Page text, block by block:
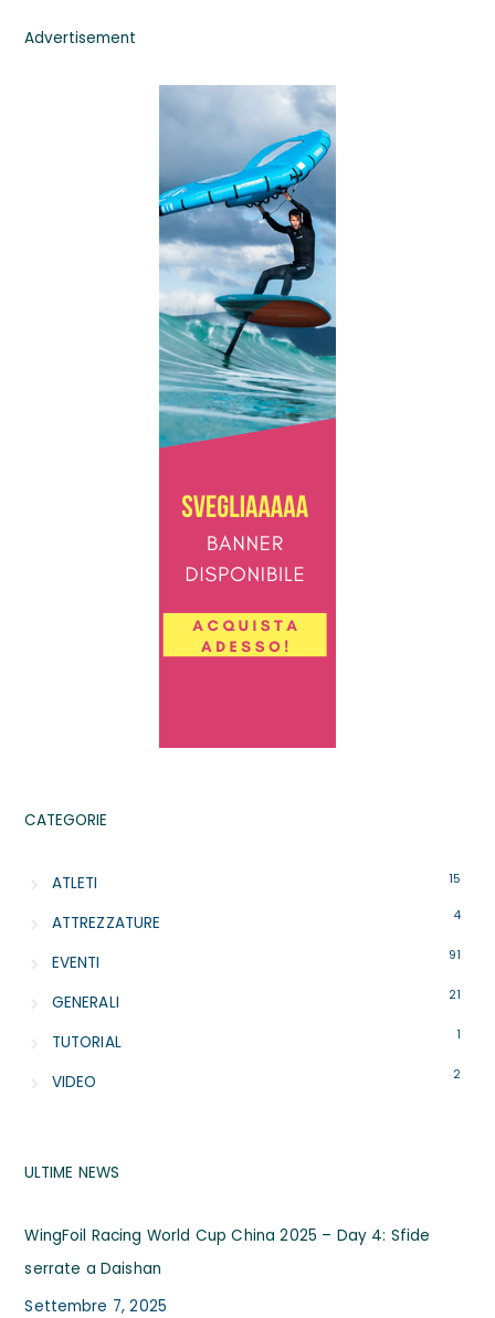
Advertisement
CATEGORIE
ATLETI 15
ATTREZZATURE 4
EVENTI 91
GENERALI 21
TUTORIAL 1
VIDEO 2
ULTIME NEWS
WingFoil Racing World Cup China 2025 – Day 4: Sfide
serrate a Daishan
Settembre 7, 2025